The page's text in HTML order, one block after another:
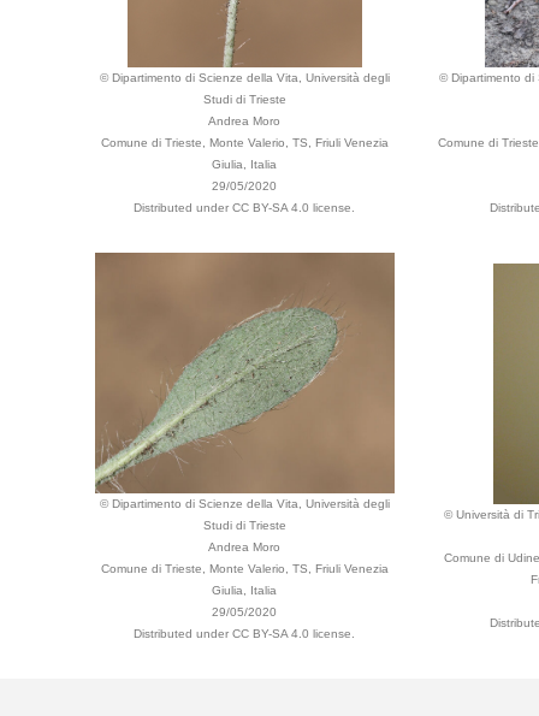
© Dipartimento di Scienze della Vita, Università degli
Studi di Trieste
Andrea Moro
Comune di Trieste, Monte Valerio, TS, Friuli Venezia
Giulia, Italia
29/05/2020
Distributed under CC BY-SA 4.0 license.
© Dipartimento di
Comune di
© Dipartimento di Scienze della Vita, Università degli
Studi di Trieste
Andrea Moro
Comune di Trieste, Monte Valerio, TS, Friuli Venezia
Giulia, Italia
29/05/2020
Distributed under CC BY-SA 4.0 license.
© Università di
Comune di